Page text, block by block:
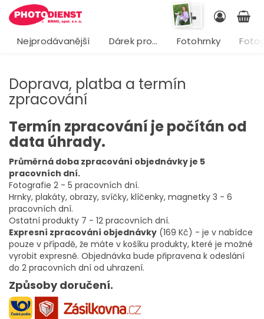
Nejprodávanější Dárek pro… Fotohrnky
Doprava, platba a termín
zpracování
Termín zpracování je počítán od
data úhrady.
Průměrná doba zpracování objednávky je 5
pracovních dní.
Fotografie 2 - 5 pracovních dní.
Hrnky, plakáty, obrazy, svíčky, klíčenky, magnetky 3 - 6
pracovních dní.
Ostatní produkty 7 - 12 pracovních dní.
Expresní zpracování objednávky (169 Kč) - je v nabídce
pouze v případě, že máte v košíku produkty, které je možné
vyrobit expresně. Objednávka bude připravena k odeslání
do 2 pracovních dní od uhrazení.
Způsoby doručení.